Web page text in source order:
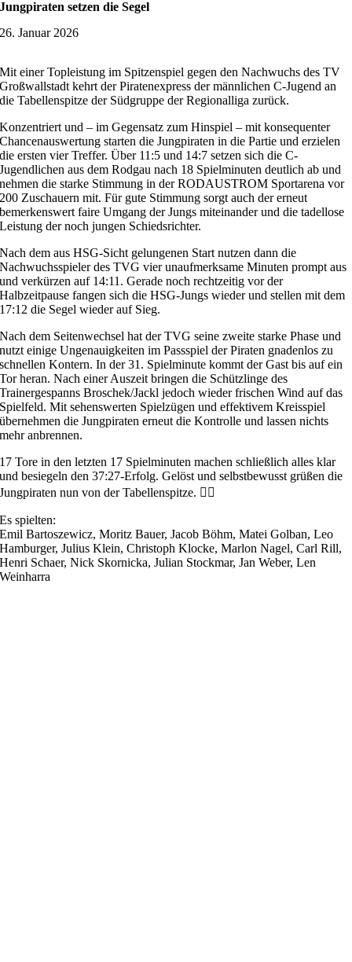
Jungpiraten setzen die Segel
26. Januar 2026
Mit einer Topleistung im Spitzenspiel gegen den Nachwuchs des TV
Großwallstadt kehrt der Piratenexpress der männlichen C-Jugend an
die Tabellenspitze der Südgruppe der Regionalliga zurück.
Konzentriert und – im Gegensatz zum Hinspiel – mit konsequenter
Chancenauswertung starten die Jungpiraten in die Partie und erzielen
die ersten vier Treffer. Über 11:5 und 14:7 setzen sich die C-
Jugendlichen aus dem Rodgau nach 18 Spielminuten deutlich ab und
nehmen die starke Stimmung in der RODAUSTROM Sportarena vor
200 Zuschauern mit. Für gute Stimmung sorgt auch der erneut
bemerkenswert faire Umgang der Jungs miteinander und die tadellose
Leistung der noch jungen Schiedsrichter.
Nach dem aus HSG-Sicht gelungenen Start nutzen dann die
Nachwuchsspieler des TVG vier unaufmerksame Minuten prompt aus
und verkürzen auf 14:11. Gerade noch rechtzeitig vor der
Halbzeitpause fangen sich die HSG-Jungs wieder und stellen mit dem
17:12 die Segel wieder auf Sieg.
Nach dem Seitenwechsel hat der TVG seine zweite starke Phase und
nutzt einige Ungenauigkeiten im Passspiel der Piraten gnadenlos zu
schnellen Kontern. In der 31. Spielminute kommt der Gast bis auf ein
Tor heran. Nach einer Auszeit bringen die Schützlinge des
Trainergespanns Broschek/Jackl jedoch wieder frischen Wind auf das
Spielfeld. Mit sehenswerten Spielzügen und effektivem Kreisspiel
übernehmen die Jungpiraten erneut die Kontrolle und lassen nichts
mehr anbrennen.
17 Tore in den letzten 17 Spielminuten machen schließlich alles klar
und besiegeln den 37:27-Erfolg. Gelöst und selbstbewusst grüßen die
Jungpiraten nun von der Tabellenspitze. 🏴‍☠️
Es spielten:
Emil Bartoszewicz, Moritz Bauer, Jacob Böhm, Matei Golban, Leo
Hamburger, Julius Klein, Christoph Klocke, Marlon Nagel, Carl Rill,
Henri Schaer, Nick Skornicka, Julian Stockmar, Jan Weber, Len
Weinharra